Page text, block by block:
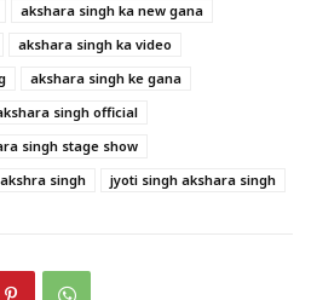
akshara singh ka new gana
akshara singh ka video
akshara singh ke gana
singh official
singh stage show
akshra singh jyoti singh akshara singh